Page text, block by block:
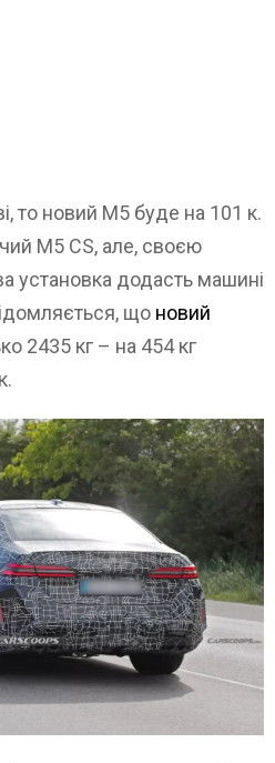
то новий M5 буде на 101 к.
M5 CS, але, своєю
установка додасть машині
що новий
2435 кг – на 454 кг